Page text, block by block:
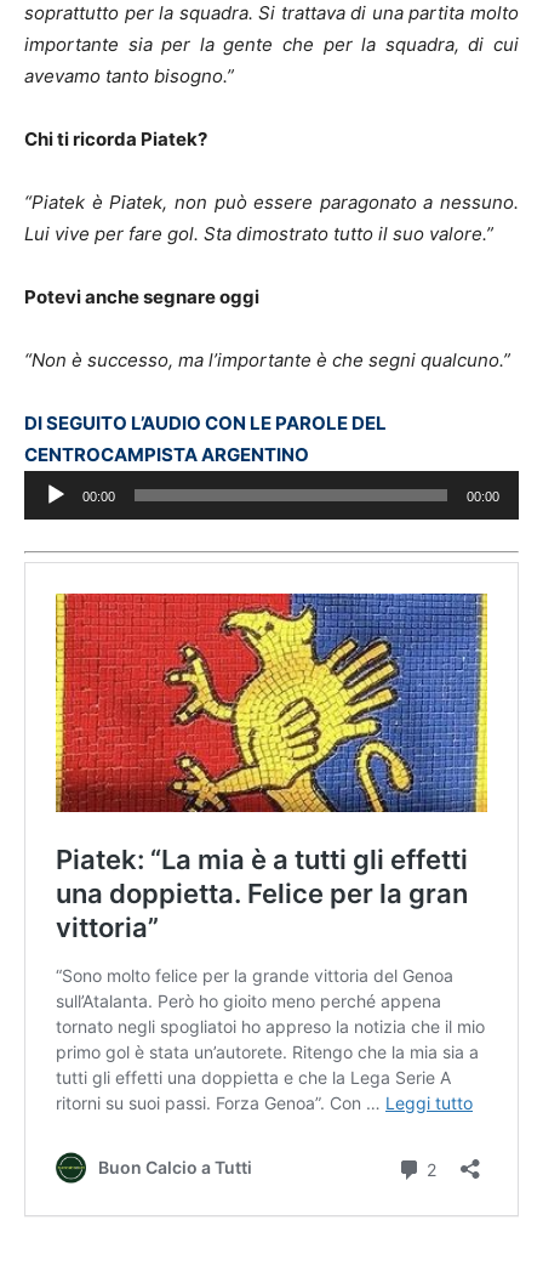
soprattutto per la squadra. Si trattava di una partita molto
importante sia per la gente che per la squadra, di cui
avevamo tanto bisogno.”
Chi ti ricorda Piatek?
“Piatek è Piatek, non può essere paragonato a nessuno.
Lui vive per fare gol. Sta dimostrato tutto il suo valore.”
Potevi anche segnare oggi
“Non è successo, ma l’importante è che segni qualcuno.”
DI SEGUITO L’AUDIO CON LE PAROLE DEL
CENTROCAMPISTA ARGENTINO
Player
00:00 00:00